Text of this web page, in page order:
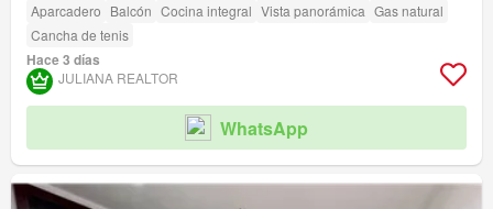
Aparcadero Balcón Cocina integral Vista panorámica Gas natural
Cancha de tenis
Hace 3 días
JULIANA REALTOR
WhatsApp